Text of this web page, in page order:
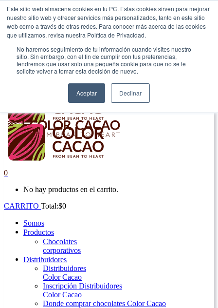
Este sitio web almacena cookies en tu PC. Estas cookies sirven para mejorar
nuestro sitio web y ofrecer servicios más personalizados, tanto en este sitio
web como a través de otras redes. Para conocer más acerca de las cookies
que utilizamos, revisa nuestra Política de Privacidad.
No haremos seguimiento de tu información cuando visites nuestro
sitio. Sin embargo, con el fin de cumplir con tus preferencias,
tendremos que usar solo una pequeña cookie para que no se te
solicite volver a tomar esta decisión de nuevo.
Aceptar Declinar
|
Envío gratis en Antioquia por compras superiores a $100.000.
0
No hay productos en el carrito.
CARRITO Total:$0
Somos
Productos
Chocolates
corporativos
Distribuidores
Distribuidores
Color Cacao
Inscripción Distribuidores
Color Cacao
Donde comprar chocolates Color Cacao